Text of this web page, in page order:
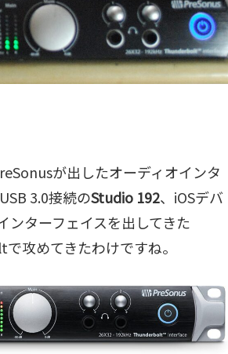
が出したオーディオインタ
3.0接続のStudio 192、iOSデバ
ンターフェイスを出してきた
攻めてきたわけですね。